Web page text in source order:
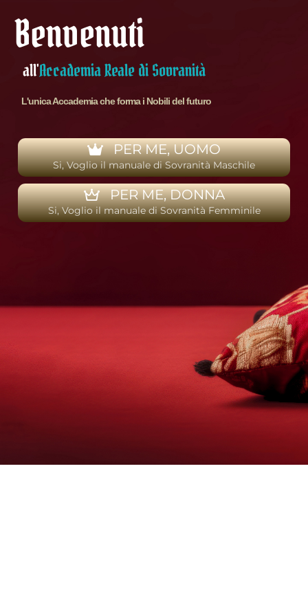
Benvenuti
all'Accademia Reale di Sovranità
L'unica Accademia che forma i Nobili del futuro
PER ME, UOMO
Si, Voglio il manuale di Sovranità Maschile
PER ME, DONNA
Si, Voglio il manuale di Sovranità Femminile